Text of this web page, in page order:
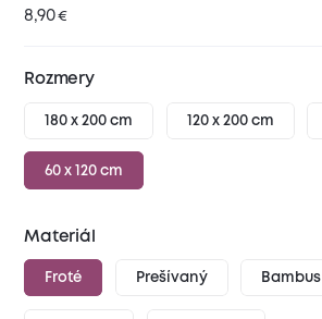
8,90€
Rozmery
180 x 200 cm 120 x 200 cm
60 x 120 cm
Materiál
Froté Prešívaný Bambus